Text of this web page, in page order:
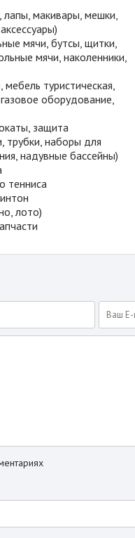
макивары, мешки,
мячи, бутсы, щитки,
мячи, наколенники,
туристическая,
оборудование,
защита
трубки, наборы для
надувные бассейны)
тенниса
лото)